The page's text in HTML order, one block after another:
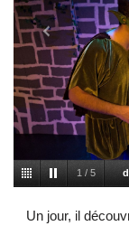
1 / 5
Un jour, il